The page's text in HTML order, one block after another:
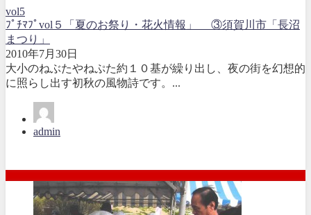
vol5
ﾌﾟﾁﾏﾌﾟvol５「夏のお祭り・花火情報」 ③須賀川市「長沼
まつり」
2010年7月30日
大小のねぶたやねぷた約１０基が繰り出し、夜の街を幻想的
に照らし出す初秋の風物詩です。...
admin